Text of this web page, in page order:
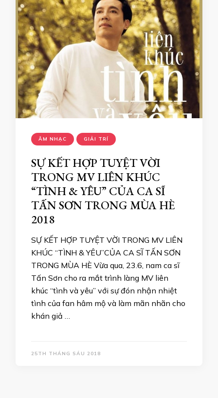
ÂM NHẠC GIẢI TRÍ
SỰ KẾT HỢP TUYỆT VỜI
TRONG MV LIÊN KHÚC
“TÌNH & YÊU” CỦA CA SĨ
TẤN SƠN TRONG MÙA HÈ
2018
SỰ KẾT HỢP TUYỆT VỜI TRONG MV LIÊN
KHÚC “TÌNH & YÊU”CỦA CA SĨ TẤN SƠN
TRONG MÙA HÈ Vừa qua, 23.6, nam ca sĩ
Tấn Sơn cho ra mắt trình làng MV liên
khúc “tình và yêu” với sự đón nhận nhiệt
tình của fan hâm mộ và làm mãn nhãn cho
khán giả …
25TH THÁNG SÁU 2018